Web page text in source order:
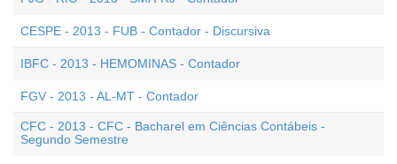
CESPE - 2013 - FUB - Contador - Discursiva
IBFC - 2013 - HEMOMINAS - Contador
FGV - 2013 - AL-MT - Contador
CFC - 2013 - CFC - Bacharel em Ciências Contábeis -
Segundo Semestre